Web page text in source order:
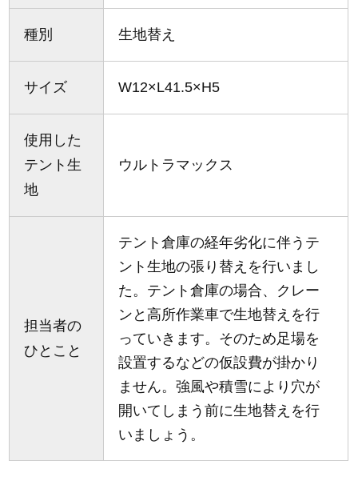
種別 生地替え
サイズ W12×L41.5×H5
使用した
テント生
地
ウルトラマックス
担当者の
ひとこと
テント倉庫の経年劣化に伴うテ
ント生地の張り替えを行いまし
た。テント倉庫の場合、クレー
ンと高所作業車で生地替えを行
っていきます。そのため足場を
設置するなどの仮設費が掛かり
ません。強風や積雪により穴が
開いてしまう前に生地替えを行
いましょう。